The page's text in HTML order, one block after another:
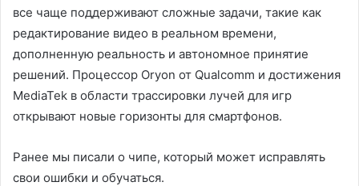
все чаще поддерживают сложные задачи, такие как
редактирование видео в реальном времени,
дополненную реальность и автономное принятие
решений. Процессор Oryon от Qualcomm и достижения
MediaTek в области трассировки лучей для игр
открывают новые горизонты для смартфонов.
Ранее мы писали о чипе, который может исправлять
свои ошибки и обучаться.